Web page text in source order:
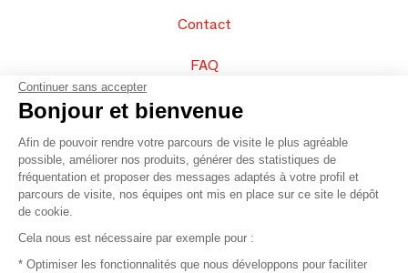
Contact
FAQ
Vendez vos produits
Plan du site
© 2016 –Organisation SAFI
Continuer sans accepter
Bonjour et bienvenue
Afin de pouvoir rendre votre parcours de visite le plus agréable
possible, améliorer nos produits, générer des statistiques de
fréquentation et proposer des messages adaptés à votre profil et
parcours de visite, nos équipes ont mis en place sur ce site le dépôt
de cookie.
Cela nous est nécessaire par exemple pour :
* Optimiser les fonctionnalités que nous développons pour faciliter